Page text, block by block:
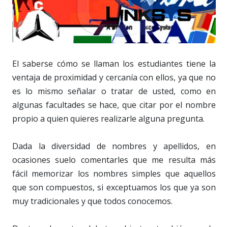
El saberse cómo se llaman los estudiantes tiene la
ventaja de proximidad y cercanía con ellos, ya que no
es lo mismo señalar o tratar de usted, como en
algunas facultades se hace, que citar por el nombre
propio a quien quieres realizarle alguna pregunta.
Dada la diversidad de nombres y apellidos, en
ocasiones suelo comentarles que me resulta más
fácil memorizar los nombres simples que aquellos
que son compuestos, si exceptuamos los que ya son
muy tradicionales y que todos conocemos.